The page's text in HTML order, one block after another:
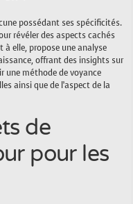
possédant ses spécificités.
révéler des aspects cachés
à elle, propose une analyse
offrant des insights sur
une méthode de voyance
ainsi que de l’aspect de la
de
pour les